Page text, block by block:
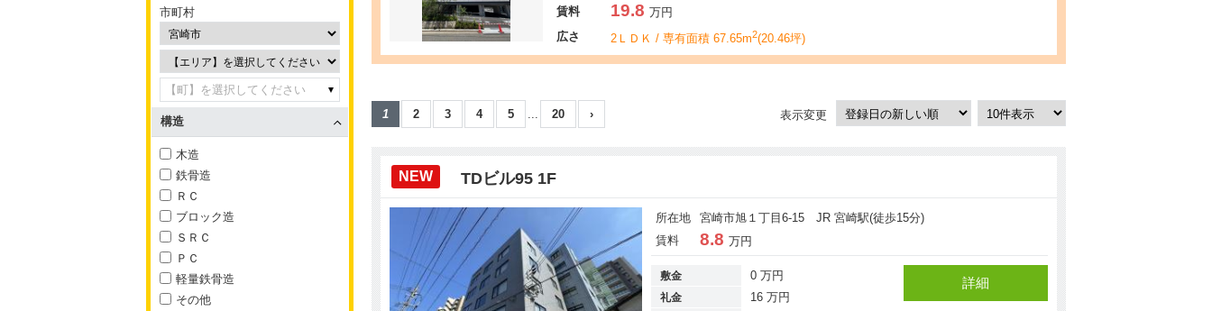
賃料
19.8 万円
広さ
2ＬＤＫ / 専有面積 67.65m2(20.46坪)
1 2 3 4 5 ... 20 › 表示変更
NEW TDビル95 1F
所在地
宮崎市旭１丁目6-15 JR 宮崎駅(徒歩15分)
賃料
8.8 万円
敷金 0 万円
礼金 16 万円
詳細
市町村
【町】を選択してください
構造
木造
鉄骨造
ＲＣ
ブロック造
ＳＲＣ
ＰＣ
軽量鉄骨造
その他